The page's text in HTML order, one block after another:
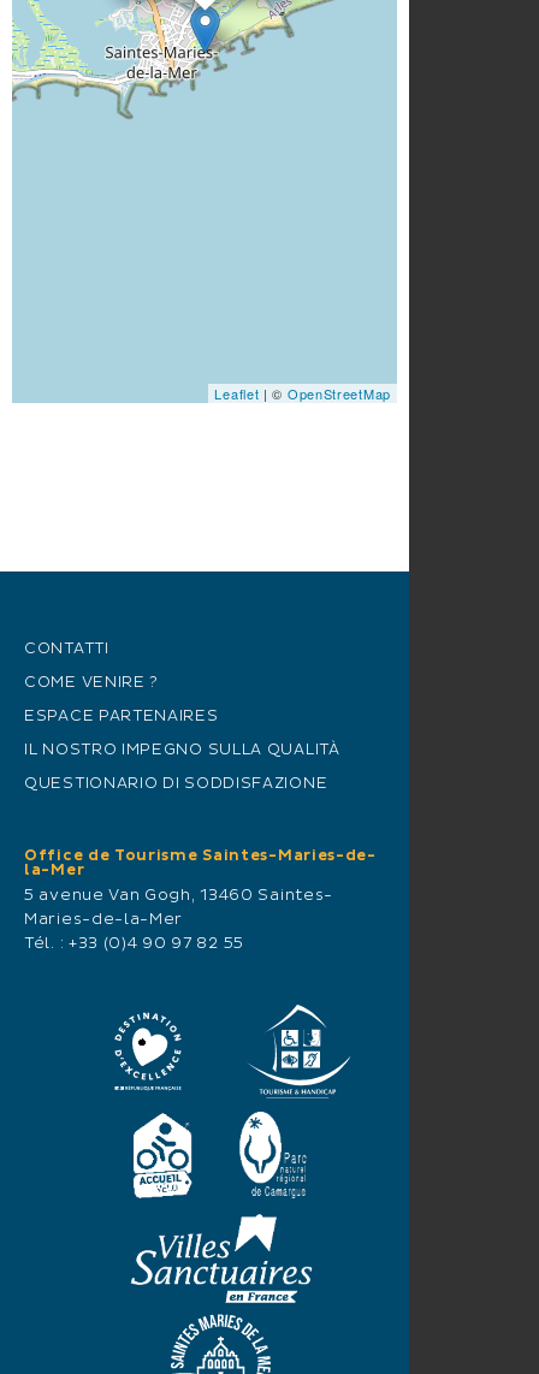
Leaflet | © OpenStreetMap
CONTATTI
COME VENIRE ?
ESPACE PARTENAIRES
IL NOSTRO IMPEGNO SULLA QUALITÀ
QUESTIONARIO DI SODDISFAZIONE
Office de Tourisme Saintes-Maries-de-
la-Mer
5 avenue Van Gogh, 13460 Saintes-
Maries-de-la-Mer
Tél. : +33 (0)4 90 97 82 55